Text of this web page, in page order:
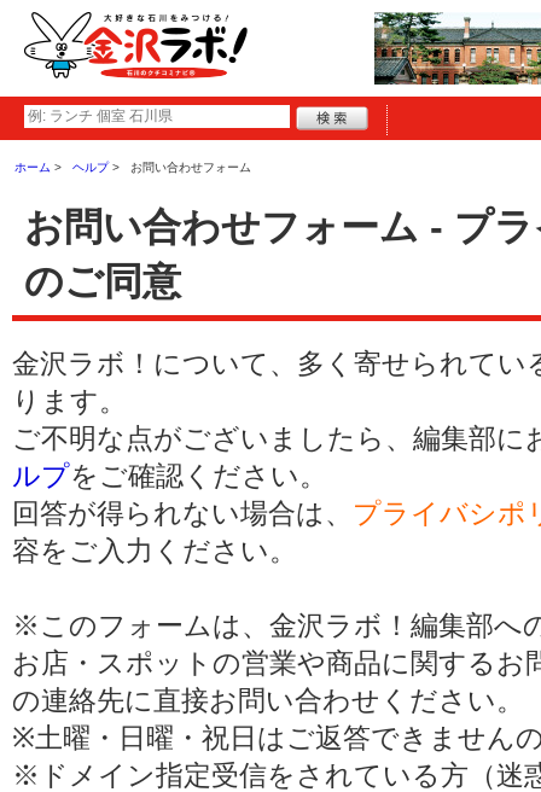
ホーム ヘルプ お問い合わせフォーム
お問い合わせフォーム - プ
のご同意
金沢ラボ！について、多く寄せられてい
ります。
ご不明な点がございましたら、編集部
ルプをご確認ください。
回答が得られない場合は、 プライバシポ
容をご入力ください。
※このフォームは、金沢ラボ！編集部へ
お店・スポットの営業や商品に関する
の連絡先に直接お問い合わせください。
※土曜・日曜・祝日はご返答できません
※ドメイン指定受信をされている方（迷